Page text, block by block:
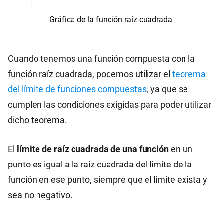
Gráfica de la función raíz cuadrada
Cuando tenemos una función compuesta con la
función raíz cuadrada, podemos utilizar el teorema
del límite de funciones compuestas, ya que se
cumplen las condiciones exigidas para poder utilizar
dicho teorema.
El límite de raíz cuadrada de una funciónen un
punto es igual a la raíz cuadrada del límite de la
función en ese punto, siempre que el límite exista y
sea no negativo.